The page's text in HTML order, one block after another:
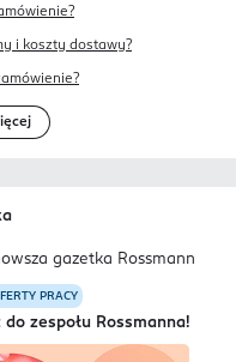
i koszty dostawy?
PRACY
do zespołu Rossmanna!